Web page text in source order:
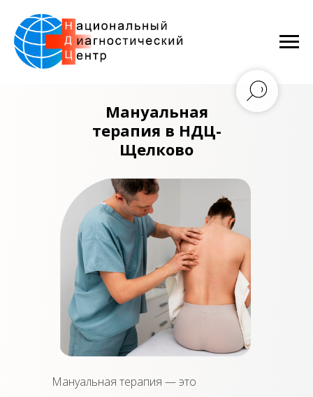
Мануальная
терапия в НДЦ-
Щелково
Мануальная терапия — это